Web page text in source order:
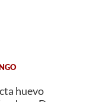
huevo